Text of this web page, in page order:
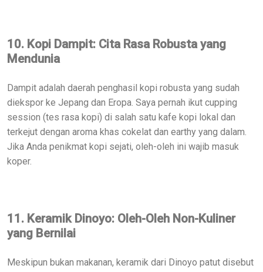
10. Kopi Dampit: Cita Rasa Robusta yang
Mendunia
Dampit adalah daerah penghasil kopi robusta yang sudah
diekspor ke Jepang dan Eropa. Saya pernah ikut cupping
session (tes rasa kopi) di salah satu kafe kopi lokal dan
terkejut dengan aroma khas cokelat dan earthy yang dalam.
Jika Anda penikmat kopi sejati, oleh-oleh ini wajib masuk
koper.
11. Keramik Dinoyo: Oleh-Oleh Non-Kuliner
yang Bernilai
Meskipun bukan makanan, keramik dari Dinoyo patut disebut